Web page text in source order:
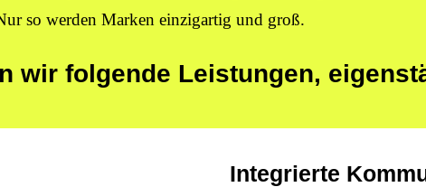
so werden Marken einzigartig und groß.
wir folgende Leistungen,
Integrierte